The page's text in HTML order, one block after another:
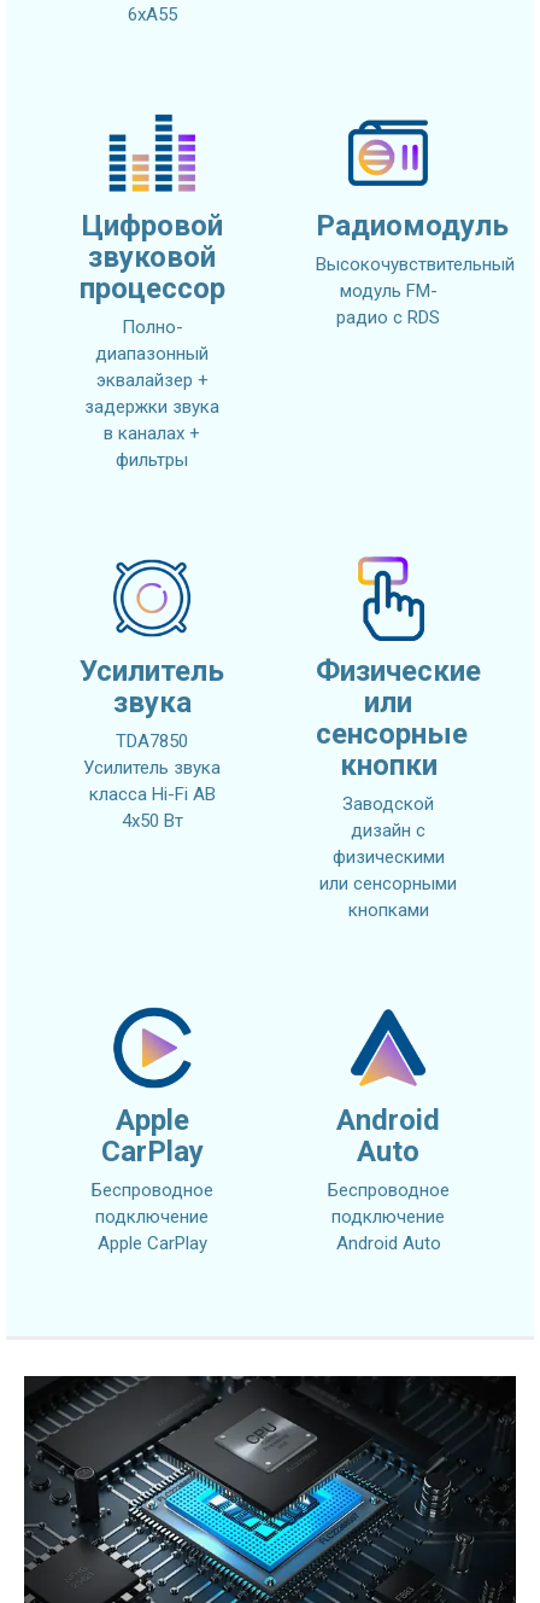
6xA55
Цифровой
звуковой
процессор
Полно-
диапазонный
эквалайзер +
задержки звука
в каналах +
фильтры
Радиомодуль
Высокочувствительный
модуль FM-
радио с RDS
Усилитель
звука
TDA7850
Усилитель звука
класса Hi-Fi AB
4x50 Вт
Физические
или
сенсорные
кнопки
Заводской
дизайн с
физическими
или сенсорными
кнопками
Apple
CarPlay
Беспроводное
подключение
Apple CarPlay
Android
Auto
Беспроводное
подключение
Android Auto